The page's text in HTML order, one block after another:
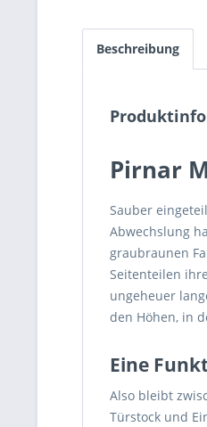
Beschreibung
Pirnar
Sauber
Abwechslung
graubraunen
Seitenteilen
ungeheuer
den Höhen, in
Eine
Also bleibt
Türstock und